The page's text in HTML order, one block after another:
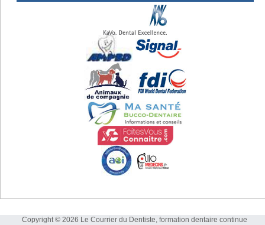
Copyright © 2026 Le Courrier du Dentiste, formation dentaire continue